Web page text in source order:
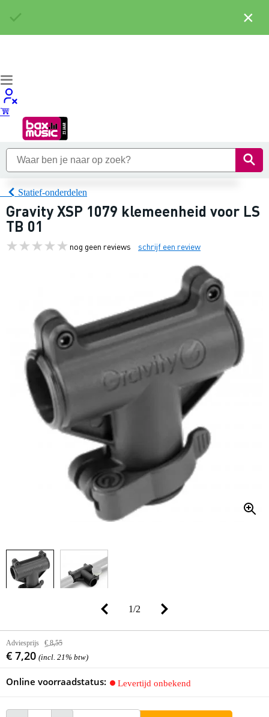
Statief-onderdelen
Gravity XSP 1079 klemeenheid voor LS
TB 01
nog geen reviews schrijf een review
1/2
Adviesprijs € 8,55
€ 7,20 (incl. 21% btw)
Online voorraadstatus: Levertijd onbekend
×